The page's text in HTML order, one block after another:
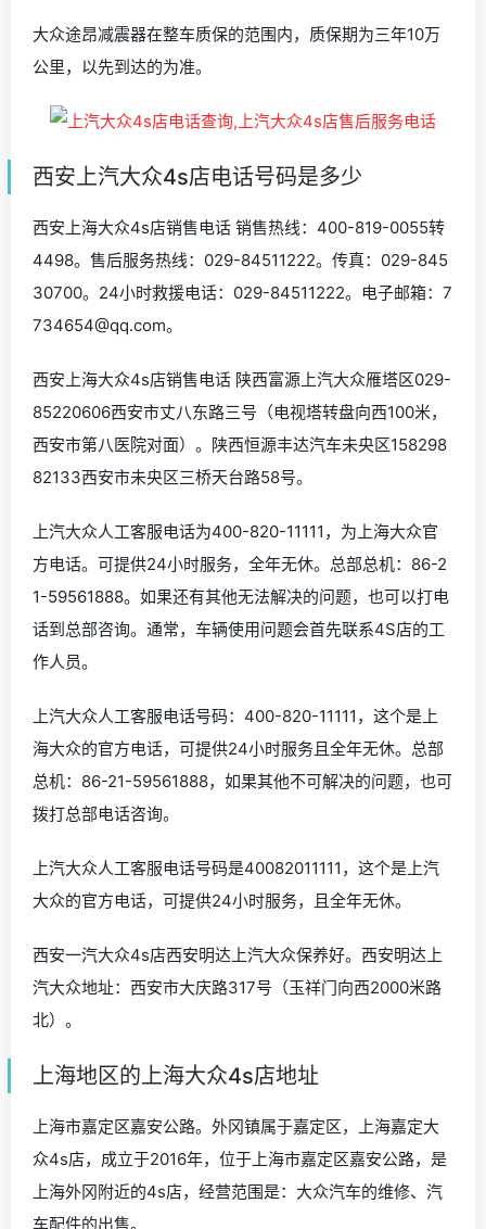
大众途昂减震器在整车质保的范围内，质保期为三年10万
公里，以先到达的为准。
西安上汽大众4s店电话号码是多少
西安上海大众4s店销售电话 销售热线：400-819-0055转
4498。售后服务热线：029-84511222。传真：029-845
30700。24小时救援电话：029-84511222。电子邮箱：7
734654@qq.com。
西安上海大众4s店销售电话 陕西富源上汽大众雁塔区029-
85220606西安市丈八东路三号（电视塔转盘向西100米，
西安市第八医院对面）。陕西恒源丰达汽车未央区158298
82133西安市未央区三桥天台路58号。
上汽大众人工客服电话为400-820-11111，为上海大众官
方电话。可提供24小时服务，全年无休。总部总机：86-2
1-59561888。如果还有其他无法解决的问题，也可以打电
话到总部咨询。通常，车辆使用问题会首先联系4S店的工
作人员。
上汽大众人工客服电话号码：400-820-11111，这个是上
海大众的官方电话，可提供24小时服务且全年无休。总部
总机：86-21-59561888，如果其他不可解决的问题，也可
拨打总部电话咨询。
上汽大众人工客服电话号码是40082011111，这个是上汽
大众的官方电话，可提供24小时服务，且全年无休。
西安一汽大众4s店西安明达上汽大众保养好。西安明达上
汽大众地址：西安市大庆路317号（玉祥门向西2000米路
北）。
上海地区的上海大众4s店地址
上海市嘉定区嘉安公路。外冈镇属于嘉定区，上海嘉定大
众4s店，成立于2016年，位于上海市嘉定区嘉安公路，是
上海外冈附近的4s店，经营范围是：大众汽车的维修、汽
车配件的出售。